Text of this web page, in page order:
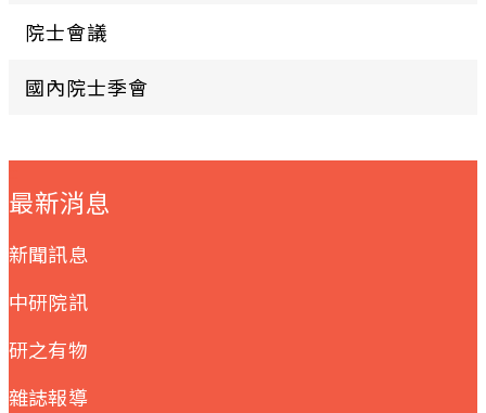
院士會議
國內院士季會
最新消息
新聞訊息
中研院訊
研之有物
雜誌報導